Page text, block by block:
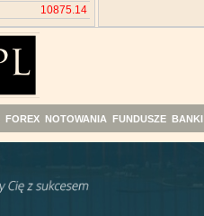
10875.14
FOREX NOTOWANIA FUNDUSZE BANKI